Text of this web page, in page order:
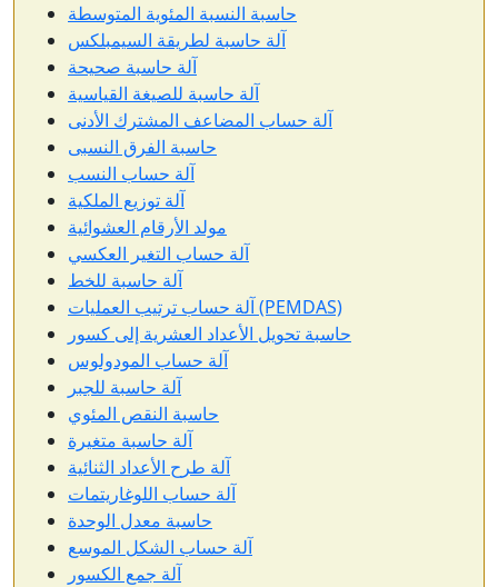
حاسبة النسبة المئوية المتوسطة
آلة حاسبة لطريقة السيمبلكس
آلة حاسبة صحيحة
آلة حاسبة للصيغة القياسية
آلة حساب المضاعف المشترك الأدنى
حاسبة الفرق النسبى
آلة حساب النسب
آلة توزيع الملكية
مولد الأرقام العشوائية
آلة حساب التغير العكسي
آلة حاسبة للخط
آلة حساب ترتيب العمليات (PEMDAS)
حاسبة تحويل الأعداد العشرية إلى كسور
آلة حساب المودولوس
آلة حاسبة للجبر
حاسبة النقص المئوي
آلة حاسبة متغيرة
آلة طرح الأعداد الثنائية
آلة حساب اللوغاريتمات
حاسبة معدل الوحدة
آلة حساب الشكل الموسع
آلة جمع الكسور